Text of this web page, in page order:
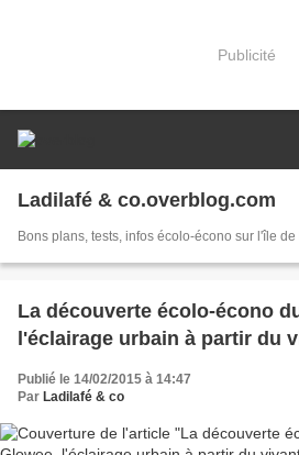
Publicité
Ladilafé & co.overblog.com
Bons plans, tests, infos écolo-écono sur l'île
La découverte écolo-écono
l'éclairage urbain à partir du
Publié le 14/02/2015 à 14:47
Par Ladilafé & co